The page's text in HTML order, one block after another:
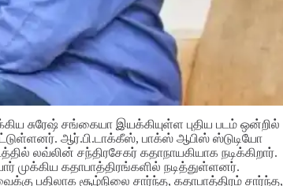
சுரேஷ் சங்கையா இயக்கியுள்ள புதிய படம் ஒன்றில்
ஆர்.பி.டாக்கீஸ், பாக்ஸ் ஆபிஸ் ஸ்டுடியோ
லவ்லின் சந்திரசேகர் கதாநாயகியாக நடிக்கிறார்.
முக்கிய கதாபாத்திரங்களில் நடித்துள்ளனர்.
பதிலாக சூழ்நிலை சார்ந்த, கதாபாத்திரம் சார்ந்த,